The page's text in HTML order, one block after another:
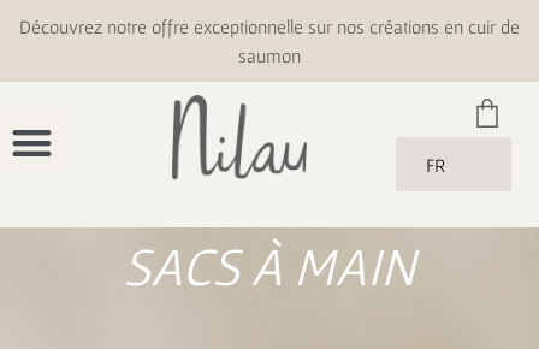
Découvrez notre offre exceptionnelle sur nos créations en cuir de
saumon
FR
SACS À MAIN